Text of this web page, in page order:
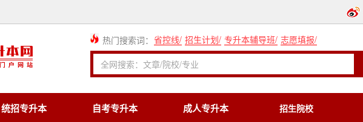
热门搜索词： 省控线/ 招生计划/ 专升本辅导班/ 志愿填报/
统招专升本 自考专升本 成人专升本 招生院校